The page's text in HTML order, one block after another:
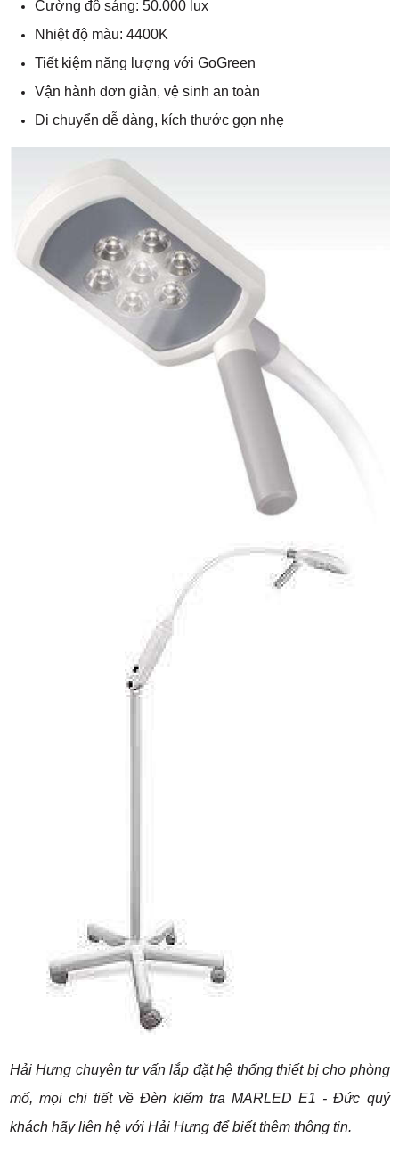
Cường độ sáng: 50.000 lux
Nhiệt độ màu: 4400K
Tiết kiệm năng lượng với GoGreen
Vận hành đơn giản, vệ sinh an toàn
Di chuyển dễ dàng, kích thước gọn nhẹ
Hải Hưng chuyên tư vấn lắp đặt hệ thống thiết bị cho phòng
mổ, mọi chi tiết về Đèn kiểm tra MARLED E1 - Đức quý
khách hãy liên hệ với Hải Hưng để biết thêm thông tin.